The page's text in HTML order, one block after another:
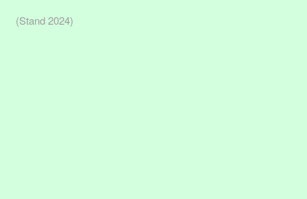
(Stand 2024)